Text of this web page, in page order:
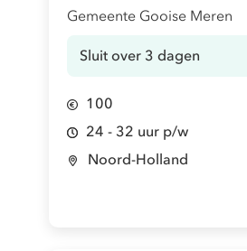
Gemeente Gooise Meren
Sluit over 3 dagen
100
24 - 32 uur p/w
Noord-Holland